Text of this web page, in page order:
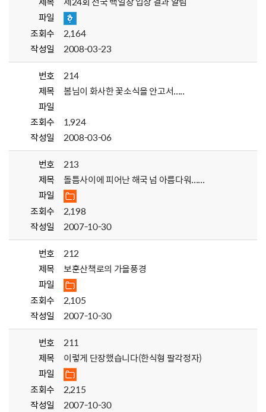
파일
조회수
2,164
작성일
2008-03-23
번호
214
제목
봄님이 화사한 꽃소식을 안고서.....
파일
조회수
1,924
작성일
2008-03-06
번호
213
제목
돌틈사이에 피어난 해국 넘 아름다워......
파일
조회수
2,198
작성일
2007-10-30
번호
212
제목
보훈산책로의 가을풍경
파일
조회수
2,105
작성일
2007-10-30
번호
211
제목
이렇게 단장했습니다(한식형 팔각정자)
파일
조회수
2,215
작성일
2007-10-30